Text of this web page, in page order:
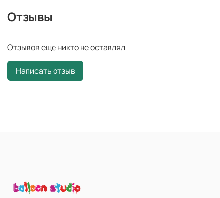
Отзывы
Отзывов еще никто не оставлял
Написать отзыв